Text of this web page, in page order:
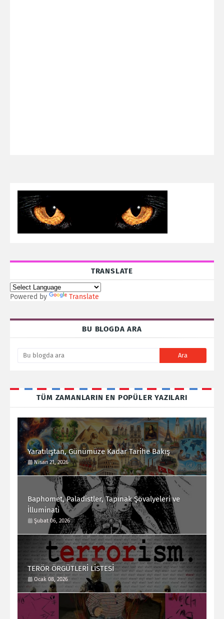
TRANSLATE
Powered by Translate
BU BLOGDA ARA
TÜM ZAMANLARIN EN POPÜLER YAZILARI
Yaratılıştan, Günümüze Kadar Tarihe Bakış
Nisan 21, 2026
Baphomet, Paladistler, Tapınak Şövalyeleri ve
İlluminati
Şubat 06, 2026
TERÖR ÖRGÜTLERİ LİSTESİ
Ocak 08, 2026